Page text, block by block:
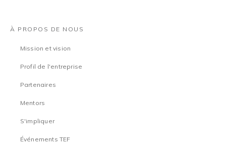
À PROPOS DE NOUS
Mission et vision
Profil de l'entreprise
Partenaires
Mentors
S'impliquer
Événements TEF